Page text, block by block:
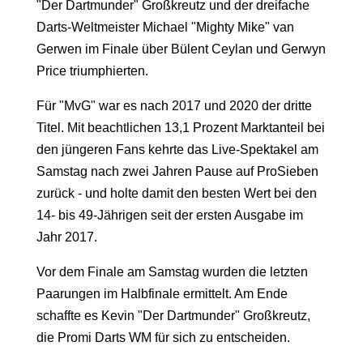
"Der Dartmunder" Großkreutz und der dreifache
Darts-Weltmeister Michael "Mighty Mike" van
Gerwen im Finale über Bülent Ceylan und Gerwyn
Price triumphierten.
Für "MvG" war es nach 2017 und 2020 der dritte
Titel. Mit beachtlichen 13,1 Prozent Marktanteil bei
den jüngeren Fans kehrte das Live-Spektakel am
Samstag nach zwei Jahren Pause auf ProSieben
zurück - und holte damit den besten Wert bei den
14- bis 49-Jährigen seit der ersten Ausgabe im
Jahr 2017.
Vor dem Finale am Samstag wurden die letzten
Paarungen im Halbfinale ermittelt. Am Ende
schaffte es Kevin "Der Dartmunder" Großkreutz,
die Promi Darts WM für sich zu entscheiden.